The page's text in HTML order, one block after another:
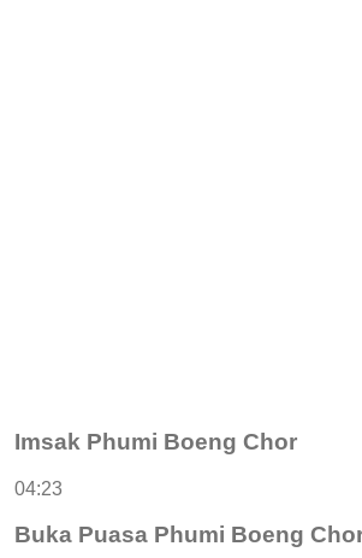
Imsak Phumi Boeng Chor
04:23
Buka Puasa Phumi Boeng